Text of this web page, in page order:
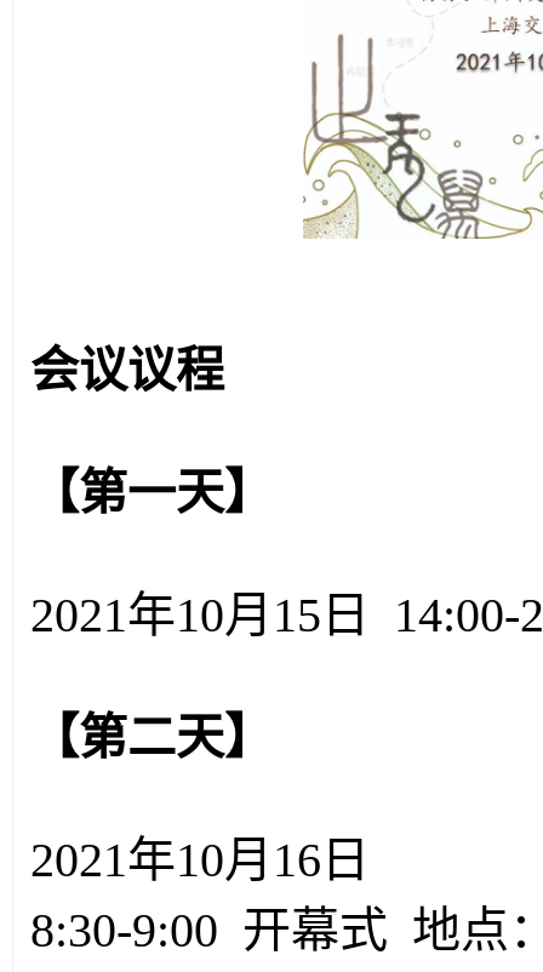
会议议程
【第一天】
2021年10月15日
【第二天】
2021年10月16日
8:30-9:00 开幕式 地点